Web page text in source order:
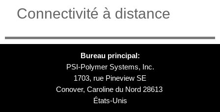
Connectivité à distance
Bureau principal:
PSI-Polymer Systems, Inc.
1703, rue Pineview SE
Conover, Caroline du Nord 28613
États-Unis